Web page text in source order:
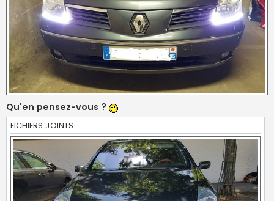
Qu'en pensez-vous ?
FICHIERS JOINTS